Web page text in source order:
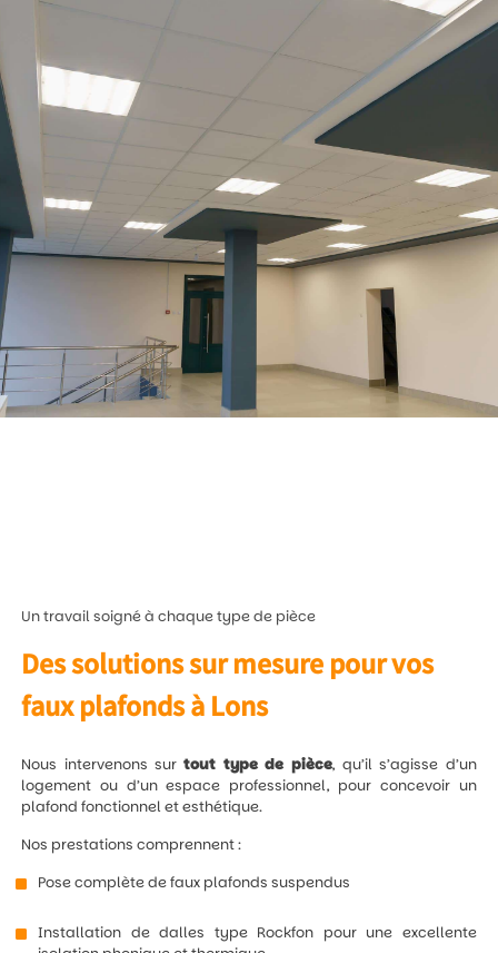
Un travail soigné à chaque type de pièce
Des solutions sur mesure pour vos
faux plafonds à Lons
Nous intervenons surtout type de pièce, qu’il s’agisse d’un
logement ou d’un espace professionnel, pour concevoir un
plafond fonctionnel et esthétique.
Nos prestations comprennent :
Pose complète de faux plafonds suspendus
Installation de dalles type Rockfon pour une excellente